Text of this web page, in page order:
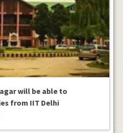
will be able to
from IIT Delhi